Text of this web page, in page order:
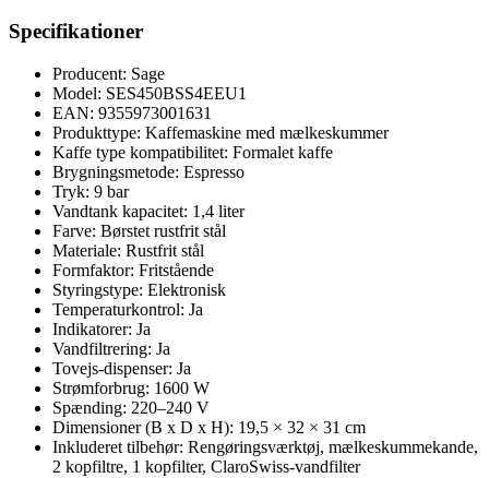
Specifikationer
Producent: Sage
Model: SES450BSS4EEU1
EAN: 9355973001631
Produkttype: Kaffemaskine med mælkeskummer
Kaffe type kompatibilitet: Formalet kaffe
Brygningsmetode: Espresso
Tryk: 9 bar
Vandtank kapacitet: 1,4 liter
Farve: Børstet rustfrit stål
Materiale: Rustfrit stål
Formfaktor: Fritstående
Styringstype: Elektronisk
Temperaturkontrol: Ja
Indikatorer: Ja
Vandfiltrering: Ja
Tovejs-dispenser: Ja
Strømforbrug: 1600 W
Spænding: 220–240 V
Dimensioner (B x D x H): 19,5 × 32 × 31 cm
Inkluderet tilbehør: Rengøringsværktøj, mælkeskummekande,
2 kopfiltre, 1 kopfilter, ClaroSwiss-vandfilter